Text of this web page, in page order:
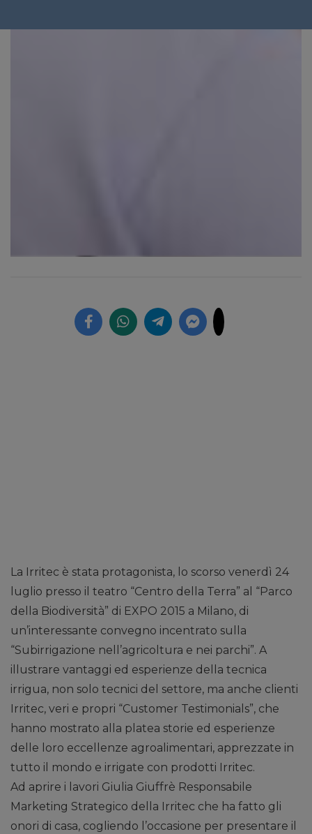
La Irritec è stata protagonista, lo scorso venerdì 24
luglio presso il teatro “Centro della Terra” al “Parco
della Biodiversità” di EXPO 2015 a Milano, di
un’interessante convegno incentrato sulla
“Subirrigazione nell’agricoltura e nei parchi”. A
illustrare vantaggi ed esperienze della tecnica
irrigua, non solo tecnici del settore, ma anche clienti
Irritec, veri e propri “Customer Testimonials”, che
hanno mostrato alla platea storie ed esperienze
delle loro eccellenze agroalimentari, apprezzate in
tutto il mondo e irrigate con prodotti Irritec.
Ad aprire i lavori Giulia Giuffrè Responsabile
Marketing Strategico della Irritec che ha fatto gli
onori di casa, cogliendo l’occasione per presentare il